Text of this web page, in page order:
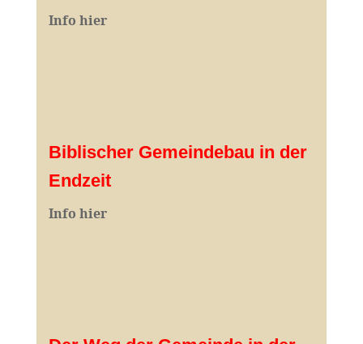
Info hier
Biblischer Gemeindebau in der
Endzeit
Info hier